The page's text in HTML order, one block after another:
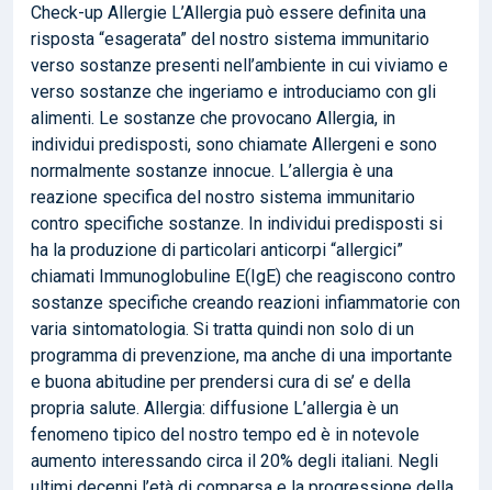
Check-up Allergie L’Allergia può essere definita una
risposta “esagerata” del nostro sistema immunitario
verso sostanze presenti nell’ambiente in cui viviamo e
verso sostanze che ingeriamo e introduciamo con gli
alimenti. Le sostanze che provocano Allergia, in
individui predisposti, sono chiamate Allergeni e sono
normalmente sostanze innocue. L’allergia è una
reazione specifica del nostro sistema immunitario
contro specifiche sostanze. In individui predisposti si
ha la produzione di particolari anticorpi “allergici”
chiamati Immunoglobuline E(IgE) che reagiscono contro
sostanze specifiche creando reazioni infiammatorie con
varia sintomatologia. Si tratta quindi non solo di un
programma di prevenzione, ma anche di una importante
e buona abitudine per prendersi cura di se’ e della
propria salute. Allergia: diffusione L’allergia è un
fenomeno tipico del nostro tempo ed è in notevole
aumento interessando circa il 20% degli italiani. Negli